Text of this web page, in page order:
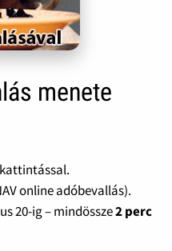
menete
online adóbevallás).
20-ig – mindössze2 perc